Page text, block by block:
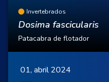
Invertebrados
Dosima fascicularis
Patacabra de flotador
01, abril 2024